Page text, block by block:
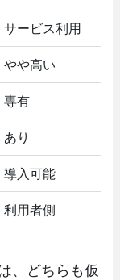
サービス利用
やや高い
専有
あり
導入可能
利用者側
、どちらも仮